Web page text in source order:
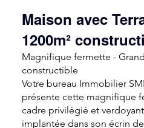
Maison avec
1200m²
Magnifique fermette -
constructible
Votre bureau Immobilier
présente cette magnifique
cadre privilégié et
implantée dans son écrin